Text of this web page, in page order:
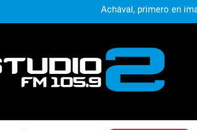
Kicillof: “Se logró que
Kicillof: “Se logró que
2